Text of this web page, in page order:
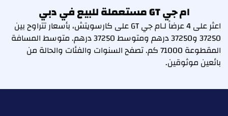
ام جي GT مستعملة للبيع في دبي
اعثر على 4 عرضاً لـام جي GT على كارسويتش، بأسعار تتراوح بين
37250 و37250 درهم ومتوسط 37250 درهم. متوسط المسافة
المقطوعة 71000 كم. تصفح السنوات والفئات والحالة من
بائعين موثوقين.